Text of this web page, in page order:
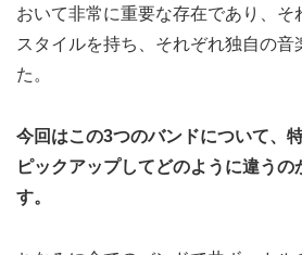
おいて非常に重要な存在であり、そ
スタイルを持ち、それぞれ独自の音
た。
今回はこの3つのバンドについて、
ピックアップしてどのように違うの
す。